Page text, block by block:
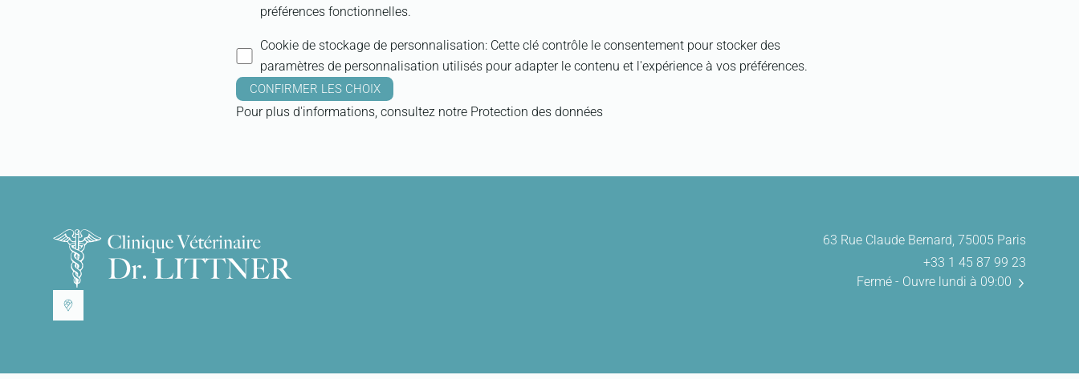
préférences fonctionnelles.
Cookie de stockage de personnalisation: Cette clé contrôle le consentement pour stocker des
paramètres de personnalisation utilisés pour adapter le contenu et l'expérience à vos préférences.
CONFIRMER LES CHOIX
Pour plus d'informations, consultez notre Protection des données
63 Rue Claude Bernard, 75005 Paris
+33 1 45 87 99 23
Fermé - Ouvre lundi à 09:00